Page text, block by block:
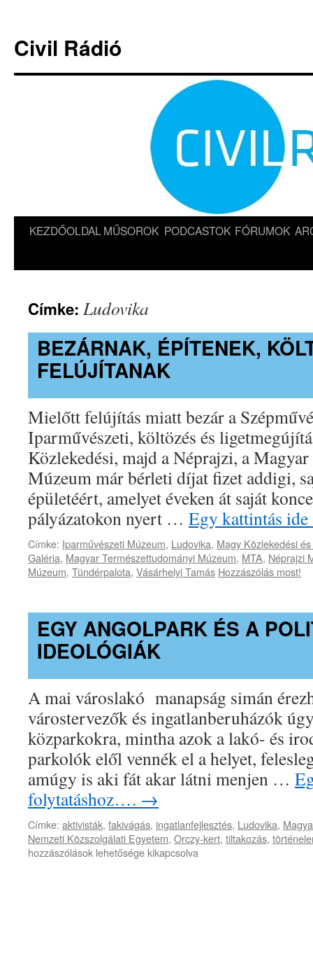
tartalomba
Civil Rádió
KEZDŐOLDAL MŰSOROK PODCASTOK FÓRUMOK
Címke: Ludovika
BEZÁRNAK, ÉPÍTENEK,
FELÚJÍTANAK
Mielőtt felújítás miatt bezár a
Iparművészeti, költözés és
Közlekedési, majd a Néprajzi, a
Múzeum már bérleti díjat fizet addigi,
épületéért, amelyet éveken át saját
pályázatokon nyert … Egy kattintás
Címke: Iparművészeti Múzeum, Ludovika, Magy Közlekedési
Galéria, Magyar Természettudományi Múzeum, MTA, Néprajzi
Múzeum, Tündérpalota, Vásárhelyi Tamás Hozzászólás most!
EGY ANGOLPARK ÉS A
IDEOLÓGIÁK
A mai városlakó manapság simán
várostervezők és ingatlanberuházók
közparkokra, mintha azok a lakó- és
parkolók elől vennék el a helyet,
amúgy is aki fát akar látni menjen …
folytatáshoz…. →
Címke: aktivisták, fakivágás, ingatlanfejlesztés, Ludovika,
Nemzeti Közszolgálati Egyetem, Orczy-kert, tiltakozás,
hozzászólások lehetősége kikapcsolva